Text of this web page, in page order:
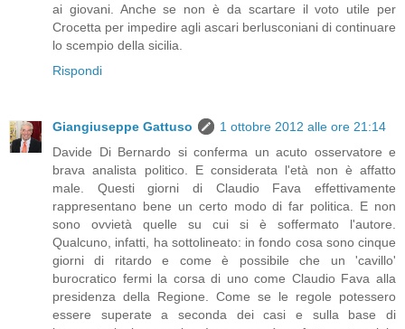
ai giovani. Anche se non è da scartare il voto utile per
Crocetta per impedire agli ascari berlusconiani di continuare
lo scempio della sicilia.
Rispondi
Giangiuseppe Gattuso
1 ottobre 2012 alle ore 21:14
Davide Di Bernardo si conferma un acuto osservatore e
brava analista politico. E considerata l'età non è affatto
male. Questi giorni di Claudio Fava effettivamente
rappresentano bene un certo modo di far politica. E non
sono ovvietà quelle su cui si è soffermato l'autore.
Qualcuno, infatti, ha sottolineato: in fondo cosa sono cinque
giorni di ritardo e come è possibile che un 'cavillo'
burocratico fermi la corsa di uno come Claudio Fava alla
presidenza della Regione. Come se le regole potessero
essere superate a seconda dei casi e sulla base di